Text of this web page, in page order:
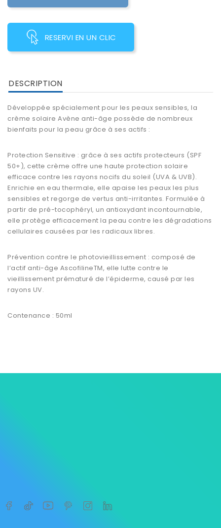
RESERVI EN UN CLIC
DESCRIPTION
Développée spécialement pour les peaux sensibles, la
crème solaire Avène anti-âge possède de nombreux
bienfaits pour la peau grâce à ses actifs :
Protection Sensitive : grâce à ses actifs protecteurs (SPF
50+), cette crème offre une haute protection solaire
efficace contre les rayons nocifs du soleil (UVA & UVB).
Enrichie en eau thermale, elle apaise les peaux les plus
sensibles et regorge de vertus anti-irritantes. Formulée à
partir de pré-tocophéryl, un antioxydant incontournable,
elle protège efficacement la peau contre les dégradations
cellulaires causées par les radicaux libres.
Prévention contre le photovieillissement : composé de
l’actif anti-âge AscofilineTM, elle lutte contre le
vieillissement prématuré de l’épiderme, causé par les
rayons UV.
Contenance : 50ml